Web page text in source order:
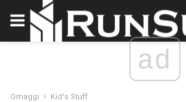
ad
Omaggi Kid's Stuff